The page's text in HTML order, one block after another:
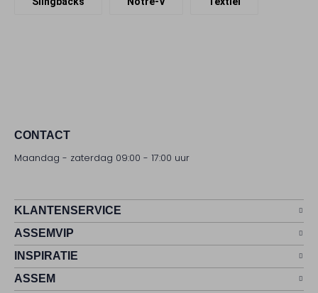
CONTACT
Maandag - zaterdag 09:00 - 17:00 uur
KLANTENSERVICE
ASSEMVIP
INSPIRATIE
ASSEM